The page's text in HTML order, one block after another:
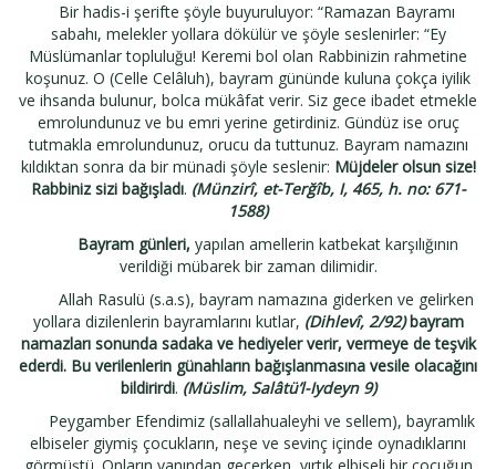
Bir hadis-i şerifte şöyle buyuruluyor: “Ramazan Bayramı
sabahı, melekler yollara dökülür ve şöyle seslenirler: “Ey
Müslümanlar topluluğu! Keremi bol olan Rabbinizin rahmetine
koşunuz. O (Celle Celâluh), bayram gününde kuluna çokça iyilik
ve ihsanda bulunur, bolca mükâfat verir. Siz gece ibadet etmekle
emrolundunuz ve bu emri yerine getirdiniz. Gündüz ise oruç
tutmakla emrolundunuz, orucu da tuttunuz. Bayram namazını
kıldıktan sonra da bir münadi şöyle seslenir: Müjdeler olsun size!
Rabbiniz sizi bağışladı. (Münzirî, et-Terğîb, I, 465, h. no: 671-
1588)
Bayram günleri, yapılan amellerin katbekat karşılığının
verildiği mübarek bir zaman dilimidir.
Allah Rasulü (s.a.s), bayram namazına giderken ve gelirken
yollara dizilenlerin bayramlarını kutlar, (Dihlevî, 2/92) bayram
namazları sonunda sadaka ve hediyeler verir, vermeye de teşvik
ederdi. Bu verilenlerin günahların bağışlanmasına vesile olacağını
bildirirdi. (Müslim, Salâtü’l-Iydeyn 9)
Peygamber Efendimiz (sallallahualeyhi ve sellem), bayramlık
elbiseler giymiş çocukların, neşe ve sevinç içinde oynadıklarını